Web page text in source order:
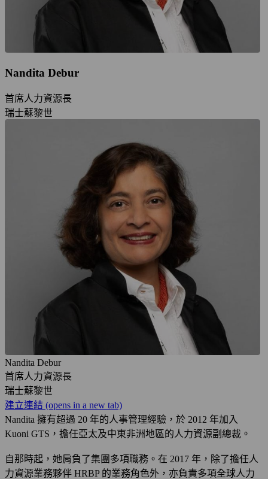
Nandita Debur
首席人力資源長
瑞士蘇黎世
Nandita Debur
首席人力資源長
瑞士蘇黎世
建立連結 (opens in a new tab)
Nandita 擁有超過 20 年的人事管理經驗，於 2012 年加入
Kuoni GTS，擔任亞太及中東非洲地區的人力資源副總裁。
自那時起，她肩負了集團多項職務。在 2017 年，除了擔任人
力資源業務夥伴 HRBP 的業務角色外，亦負責多項全球人力